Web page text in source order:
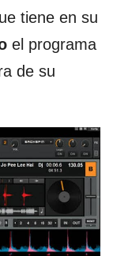
tiene en su
el programa
de su